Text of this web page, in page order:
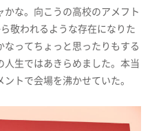
な。向こうの高校のアメフト
敬われるような存在になりた
ってちょっと思ったりもする
生ではあきらめました。本当
トで会場を沸かせていた。